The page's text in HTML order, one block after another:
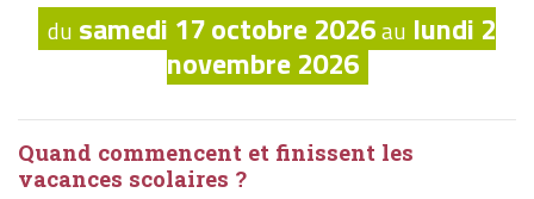
du samedi 17 octobre 2026au lundi 2
novembre 2026
Quand commencent et finissent les
vacances scolaires ?